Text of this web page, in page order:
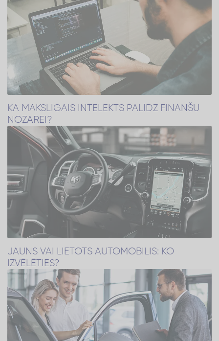
KĀ MĀKSLĪGAIS INTELEKTS PALĪDZ FINANŠU
NOZAREI?
JAUNS VAI LIETOTS AUTOMOBILIS: KO
IZVĒLĒTIES?